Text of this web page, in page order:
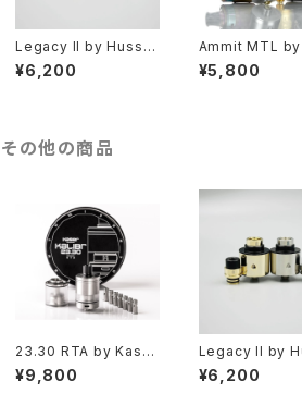
Legacy II by Hussar
Vapes【CLONE】【送
料無料】【RDA】【22M
サー】【ハッサーレガシ
ー】【VAPE 電子タバコ】
¥6,200
Ammit MTL
kVape 【正規品
無料】【カラー各
¥5,800
その他の商品
23.30 RTA by Kaser
Mods【CLONE】【送料
無料】【SS316】【23M
¥9,800
Legacy II by
Vapes【CLONE
料無料】【RDA】
¥6,200